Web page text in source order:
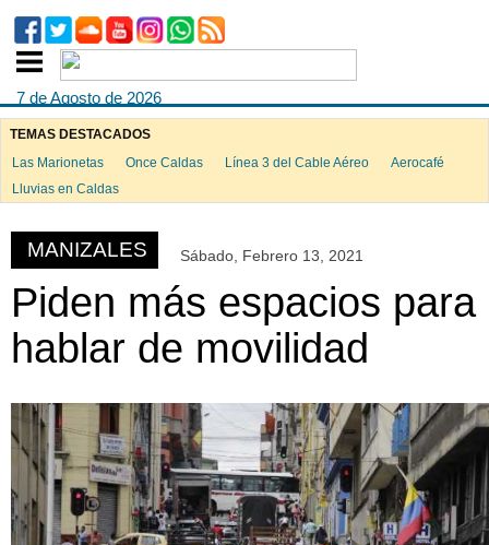
7 de Agosto de 2026
TEMAS DESTACADOS
Las Marionetas
Once Caldas Línea 3 del Cable Aéreo
Aerocafé
Lluvias en Caldas
MANIZALES Sábado, Febrero 13, 2021
Piden más espacios para
hablar de movilidad